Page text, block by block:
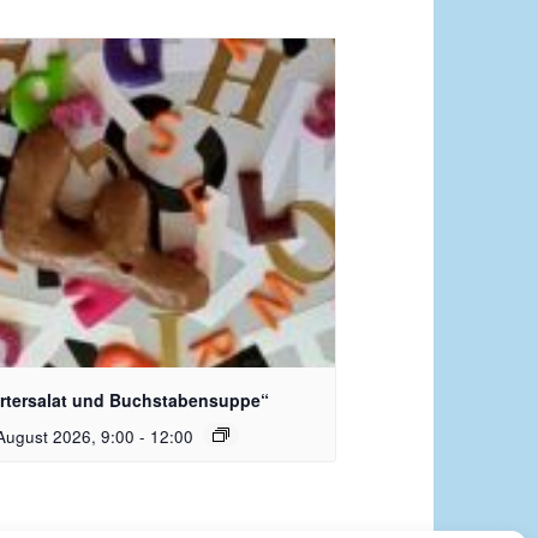
Pixabay Free_Christoph
und Buchstabensuppe“
2026, 9:00 - 12:00